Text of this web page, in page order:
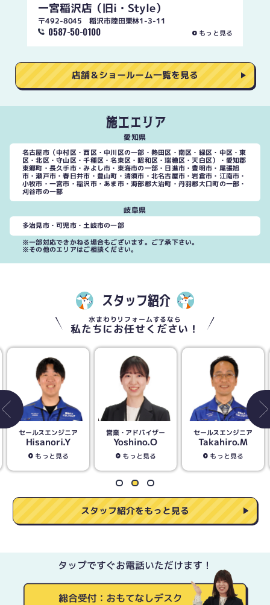
一宮稲沢店 （旧i・Style）
〒492-8045 稲沢市陸田栗林1-3-11
0587-50-0100 もっと見る
店舗＆ショールーム一覧を見る
施工エリア
愛知県
名古屋市（中村区・西区・中川区の一部・熱田区・南区・緑区・中区・東
区・北区・守山区・千種区・名東区・昭和区・瑞穂区・天白区）・愛知郡
東郷町・長久手市・みよし市・東海市の一部・日進市・豊明市・尾張旭
市・瀬戸市・春日井市・豊山町・清須市・北名古屋市・岩倉市・江南市・
小牧市・一宮市・稲沢市・あま市・海部郡大治町・丹羽郡大口町の一部・
刈谷市の一部
岐阜県
多治見市・可児市・土岐市の一部
※一部対応できかねる場合もございます。ご了承下さい。
※その他のエリアはご相談ください。
スタッフ紹介
水まわりリフォームするなら
私たちにお任せください！
営業・アドバイザー
Yoshino.O
もっと見る
セールスエンジニア
Takahiro.M
もっと見る
営業・アドバイザー
Seiichi.I
もっと見る
スタッフ紹介をもっと見る
タップですぐお電話いただけます！